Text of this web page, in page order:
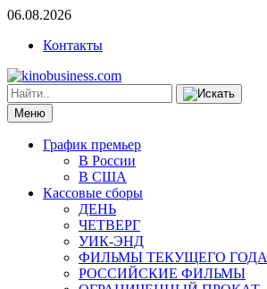
06.08.2026
Контакты
Меню
График премьер
В России
В США
Кассовые сборы
ДЕНЬ
ЧЕТВЕРГ
УИК-ЭНД
ФИЛЬМЫ ТЕКУЩЕГО ГОДА
РОССИЙСКИЕ ФИЛЬМЫ